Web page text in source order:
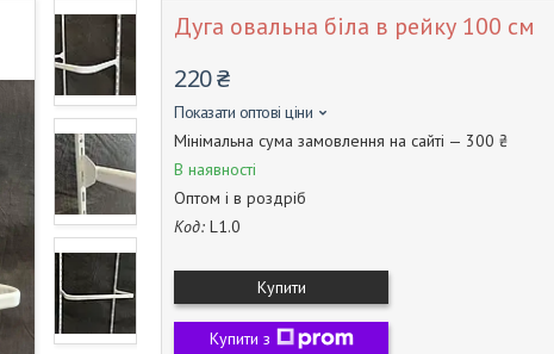
Дуга овальна біла в рейку 100 см
220 ₴
Показати оптові ціни
Мінімальна сума замовлення на сайті — 300 ₴
В наявності
Оптом і в роздріб
Код: L1.0
Купити
Купити з